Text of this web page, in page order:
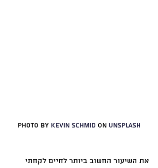
Photo by Kevin Schmid on Unsplash
את השיעור החשוב ביותר לחיים לקחתי